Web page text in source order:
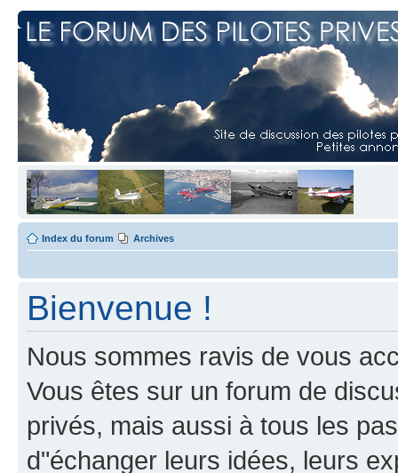
Index du forum Archives
Bienvenue !
Nous sommes ravis de vous
Vous êtes sur un forum de
privés, mais aussi à tous les
d"échanger leurs idées, leurs